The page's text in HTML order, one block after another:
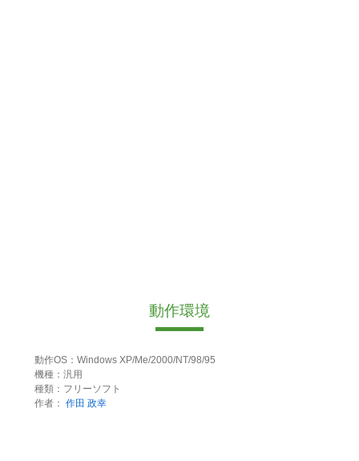
動作環境
動作OS：Windows XP/Me/2000/NT/98/95
機種：汎用
種類：フリーソフト
作者： 作田 政幸